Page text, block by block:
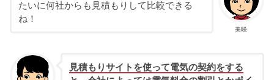
美咲
たいに何社からも見積もりして比較できる
ね！
見積もりサイトを使って電気の契約をする